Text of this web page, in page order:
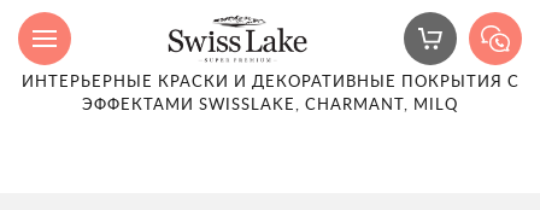
ИНТЕРЬЕРНЫЕ КРАСКИ И ДЕКОРАТИВНЫЕ ПОКРЫТИЯ С
ЭФФЕКТАМИ SWISSLAKE, CHARMANT, MILQ